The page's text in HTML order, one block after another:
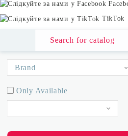
TikTok
Brand
Only Available